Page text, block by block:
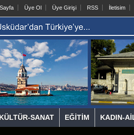
Üye Ol Üye Girişi RSS İletisim
KÜLTÜR-SANAT EĞİTİM KADIN-